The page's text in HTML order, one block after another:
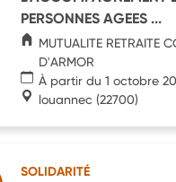
PERSONNES AGEES ...
MUTUALITE RETRAITE
D'ARMOR
À partir du 1 octobre
louannec (22700)
SOLIDARITÉ